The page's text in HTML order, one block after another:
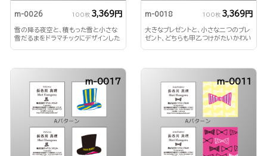
m-0026 100枚 3,369円
雪の降る夜空と、積もった雪と小さな
雪だるまをドラマチックにデザインした
m-0018 100枚 3,369円
大きなプレゼントと、小さな二つのプレ
ゼント、どちらも甲乙つけがたいかわい
m-0017 m-0011